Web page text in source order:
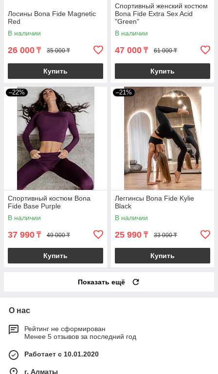
Лосины Bona Fide Magnetic
Red
В наличии
26 000 ₸ 35 000 ₸
Купить
Спортивный женский костюм
Bona Fide Extra Sex Acid
"Green"
В наличии
47 000 ₸ 61 000 ₸
Купить
–22%
Спортивный костюм Bona
Fide Base Purple
В наличии
37 990 ₸ 49 000 ₸
Купить
–21%
Леггинсы Bona Fide Kylie
Black
В наличии
25 990 ₸ 33 000 ₸
Купить
Показать ещё
О нас
Рейтинг не сформирован
Менее 5 отзывов за последний год
Работает с 10.01.2020
г. Алматы